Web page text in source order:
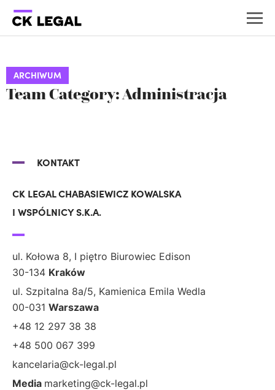
ARCHIWUM
Team Category: Administracja
KONTAKT
CK LEGAL CHABASIEWICZ KOWALSKA
I WSPÓLNICY S.K.A.
ul. Kołowa 8, I piętro Biurowiec Edison
30-134 Kraków
ul. Szpitalna 8a/5, Kamienica Emila Wedla
00-031 Warszawa
+48 12 297 38 38
+48 500 067 399
kancelaria@ck-legal.pl
Media marketing@ck-legal.pl